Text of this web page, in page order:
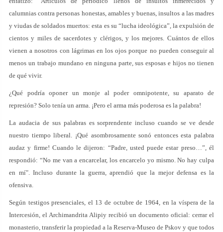
calumnias contra personas honestas, amables y buenas, insultos a las madres
y viudas de soldados muertos: esta es su “lucha ideológica”, la expulsión de
cientos y miles de sacerdotes y clérigos, y los mejores. Cuántos de ellos
vienen a nosotros con lágrimas en los ojos porque no pueden conseguir al
menos un trabajo mundano en ninguna parte, sus esposas e hijos no tienen
de qué vivir.
¿Qué podría oponer un monje al poder omnipotente, su aparato de
represión? Solo tenía un arma. ¡Pero el arma más poderosa es la palabra!
La audacia de sus palabras es sorprendente incluso cuando se ve desde
nuestro tiempo liberal. ¡Qué asombrosamente sonó entonces esta palabra
audaz y firme! Cuando le dijeron: “Padre, usted puede estar preso…”, él
respondió: “No me van a encarcelar, los encarcelo yo mismo. No hay culpa
en mí". Incluso durante la guerra, aprendió que la mejor defensa es la
ofensiva.
Según testigos presenciales, el 13 de octubre de 1964, en la víspera de la
Intercesión, el Archimandrita Alipiy recibió un documento oficial: cerrar el
monasterio, transferir la propiedad a la Reserva-Museo de Pskov y que todos